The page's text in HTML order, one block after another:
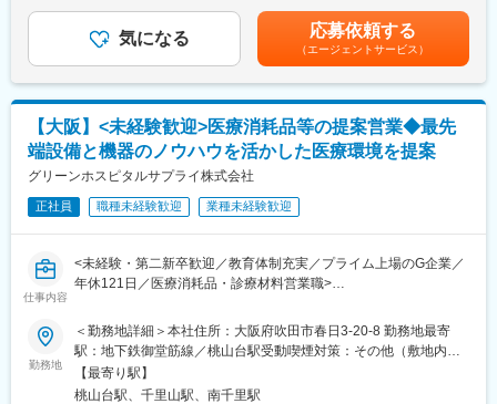
◆トータルパックシステム事業…医療機関の新設・移転・増改築
等の企画・運営コンサルティング、医療機器・医療設備等の販売
及びリース、設備工事、不動産賃貸等、病医院の運営を一括して
◆メデイカルサプライ事業…医療機関で利用される注射器やガー
ゼなどの他に患者様にとって必須の診療材料の安定供給サポー
ト。
変更の範囲：会社の定める業務
療従事者に、患者様への治療にふさわしい商品を提案する必要も
あり、幅広い商品知識が必要とされます。また、医師から急な手
術をしたいと連絡を受けて、急濾手術に必要な医療機器を用意す
■組織構成：
メデイカルサプライ事業部：約60名／平均年齢は30代前半です
■当社について：
1992年に設立後、「生命を守る人の環境づくり」を合言葉とし、
医療機関に対するコンサルティング営業を展開する「トータルパ
ックシステム事業」と、診療材料の供給を行う「メデイカルサプ
ライ事業」の二本柱を中心に事業を展開しています。2009年10月
営体制の強化を実践しています。
◆トータルパックシステム事業…医療機関の新設・移転・増改築
等の企画・運営コンサルティング、医療機器・医療設備等の販売
及びリース、設備工事、不動産賃貸等、病医院の運営を一括して
更無。■賞与実績：年2回■給与天引：法定控除（社会保険料・所
得税）以外で、シップヘルスケアグループとして厚生会費を一律
控除。月々3,500円（旅行積立3,000円／慶弔見舞金500円）賃金
はあくまでも目安の金額であり、選考を通じて上下する可能性が
あります。月給(月額)は固定手当を含めた表記です。
気になる 応募依頼する
（エージェントサービス）
【大阪】<未経験歓迎>医療消耗品等の提案営業◆最先
端設備と機器のノウハウを活かした医療環境を提案
グリーンホスピタルサプライ株式会社
正社員 職種未経験歓迎 業種未経験歓迎
仕事内容
<未経験・第二新卒歓迎／教育体制充実／プライム上場のG企業／
年休121日／医療消耗品・診療材料営業職>
シップヘルスケアHDグループの中核企業として、最先端設備と機
器のノウハウを活かした医療環境を提案します。今回のポジショ
ンは医療機関で日々必要となる診療材料の営業活動に従事するポ
ジションです。
勤務地
＜勤務地詳細＞本社住所：大阪府吹田市春日3-20-8 勤務地最寄
駅：地下鉄御堂筋線／桃山台駅受動喫煙対策：その他（敷地内禁
煙（屋外喫煙可能場所あり））変更の範囲：会社の定める事業所
【最寄り駅】
桃山台駅、千里山駅、南千里駅